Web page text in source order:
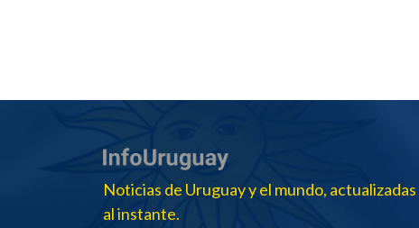
Noticias de Uruguay y el mundo, actualizadas
al instante.